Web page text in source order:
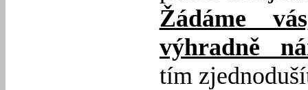
Žádáme
výhradně
tím